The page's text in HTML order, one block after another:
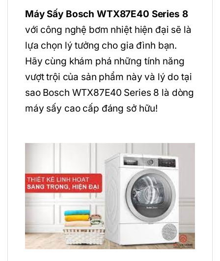
Máy Sấy Bosch WTX87E40 Series 8
với công nghệ bơm nhiệt hiện đại sẽ là
lựa chọn lý tưởng cho gia đình bạn.
Hãy cùng khám phá những tính năng
vượt trội của sản phẩm này và lý do tại
sao Bosch WTX87E40 Series 8 là dòng
máy sấy cao cấp đáng sở hữu!